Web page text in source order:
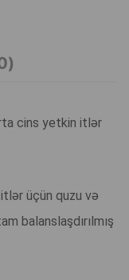
cins yetkin itlər
üçün quzu və
balanslaşdırılmış